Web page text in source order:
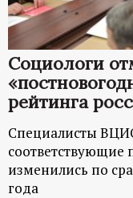
Социологи
рейтинга
Специалисты
соответствующие
изменились по
года